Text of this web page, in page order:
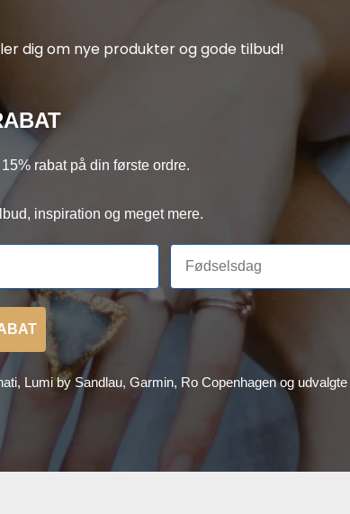
dig om nye produkter og gode tilbud!
rabat på din første ordre.
inspiration og meget mere.
Lumi by Sandlau, Garmin, Ro Copenhagen og